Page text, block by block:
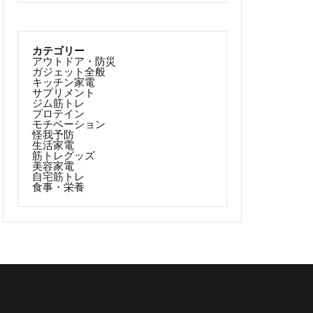
カテゴリー
アウトドア・防災
ガジェット全般
キッチン家電
サプリメント
ジム筋トレ
プロテイン
モチベーション
怪我予防
生活家電
筋トレグッズ
美容家電
自宅筋トレ
食事・栄養